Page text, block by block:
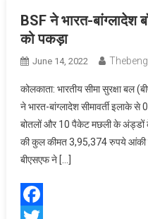
BSF ने भारत-बांग्लादेश
को पकड़ा
June 14, 2022
कोलकाता: भारतीय सीमा सुरक्षा बल
ने भारत-बांग्लादेश सीमावर्ती इलाके
बोतलों और 10 पैकेट मछली के अंड्डों
की कुल कीमत 3,95,374 रुपये आंकी
बीएसएफ ने […]